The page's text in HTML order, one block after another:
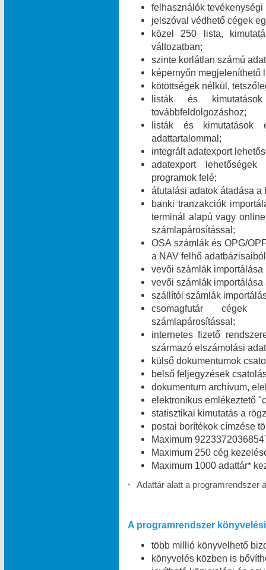
felhasználók
jelszóval védhető cégek
közel 250 lista,
változatban;
szinte korlátlan számú
képernyőn megjeleníthető
kötöttségek nélkül,
listák és
továbbfeldolgozáshoz;
listák és kimutatások
adattartalommal;
integrált adatexport
adatexport
programok felé;
átutalási adatok átadása
banki tranzakciók
terminál alapú vagy
számlapárosítással;
OSA számlák és OPG/
a NAV felhő
vevői számlák
vevői számlák
szállítói számlák
csomagfutár cégek
számlapárosítással;
internetes fizető
származó elszámolási
külső dokumentumok
belső feljegyzések
dokumentum archívum,
elektronikus emlékeztető
statisztikai kimutatás a
postai borítékok címzése
Maximum
Maximum 250 cég
Maximum 1000 adattár*
* Adattár alatt a programrendszer
A programrendszer
több millió könyvelhető
könyvelés közben is